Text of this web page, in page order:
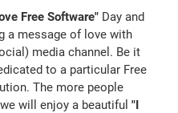
Free Software" Day and
a message of love with
media channel. Be it
to a particular Free
The more people
will enjoy a beautiful"I